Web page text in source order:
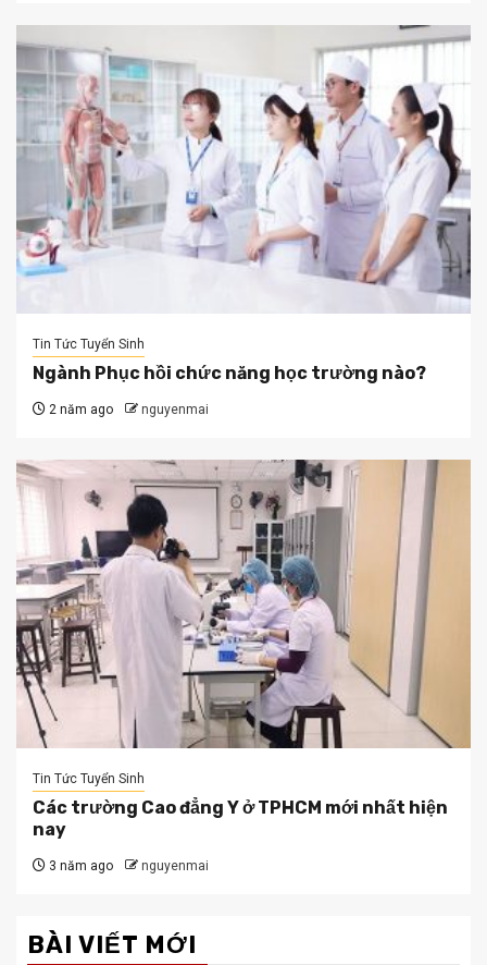
Tin Tức Tuyển Sinh
Ngành Phục hồi chức năng học trường nào?
2 năm ago nguyenmai
Tin Tức Tuyển Sinh
Các trường Cao đẳng Y ở TPHCM mới nhất hiện
nay
3 năm ago nguyenmai
BÀI VIẾT MỚI